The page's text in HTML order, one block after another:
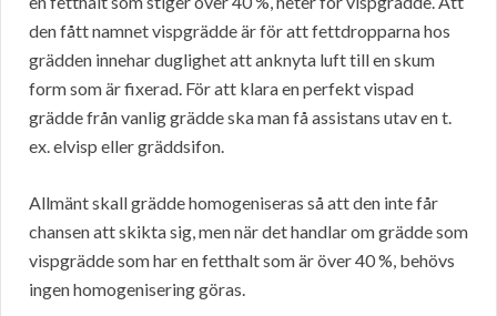
den fått namnet vispgrädde är för att fettdropparna hos
grädden innehar duglighet att anknyta luft till en skum
form som är fixerad. För att klara en perfekt vispad
grädde från vanlig grädde ska man få assistans utav en t.
ex. elvisp eller gräddsifon.
Allmänt skall grädde homogeniseras så att den inte får
chansen att skikta sig, men när det handlar om grädde som
vispgrädde som har en fetthalt som är över 40 %, behövs
ingen homogenisering göras.